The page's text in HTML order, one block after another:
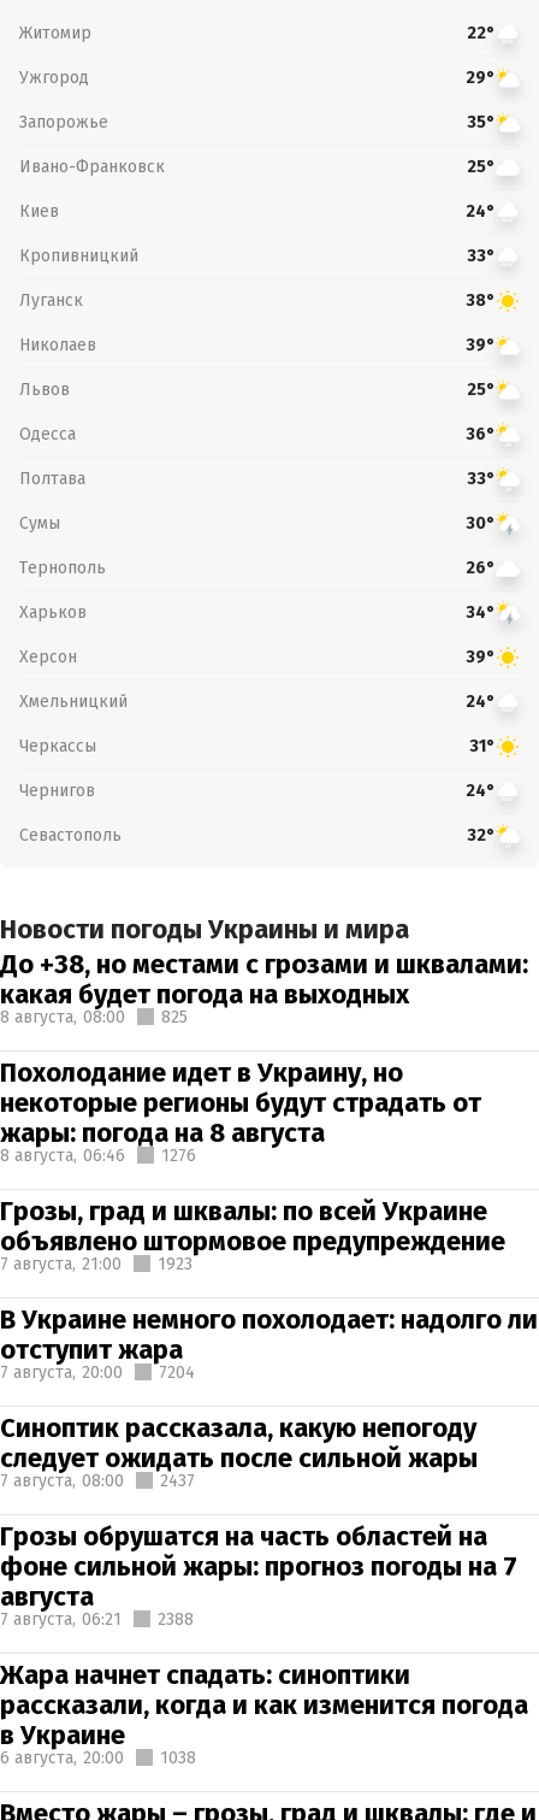
Житомир 22°
Ужгород 29°
Запорожье 35°
Ивано-Франковск 25°
Киев 24°
Кропивницкий 33°
Луганск 38°
Николаев 39°
Львов 25°
Одесса 36°
Полтава 33°
Сумы 30°
Тернополь 26°
Харьков 34°
Херсон 39°
Хмельницкий 24°
Черкассы 31°
Чернигов 24°
Севастополь 32°
Новости погоды Украины и мира
До +38, но местами с грозами и шквалами:
какая будет погода на выходных
8 августа, 08:00 825
Похолодание идет в Украину, но
некоторые регионы будут страдать от
жары: погода на 8 августа
8 августа, 06:46 1276
Грозы, град и шквалы: по всей Украине
объявлено штормовое предупреждение
7 августа, 21:00 1923
В Украине немного похолодает: надолго ли
отступит жара
7 августа, 20:00 7204
Синоптик рассказала, какую непогоду
следует ожидать после сильной жары
7 августа, 08:00 2437
Грозы обрушатся на часть областей на
фоне сильной жары: прогноз погоды на 7
августа
7 августа, 06:21 2388
Жара начнет спадать: синоптики
рассказали, когда и как изменится погода
в Украине
6 августа, 20:00 1038
Вместо жары – грозы, град и шквалы: где и